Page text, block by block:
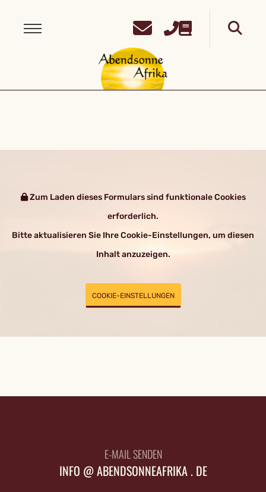
Zum Laden dieses Formulars sind funktionale Cookies
erforderlich.
Bitte aktualisieren Sie Ihre Cookie-Einstellungen, um diesen
Inhalt anzuzeigen.
COOKIE-EINSTELLUNGEN
E-MAIL SENDEN
INFO @ ABENDSONNEAFRIKA . DE